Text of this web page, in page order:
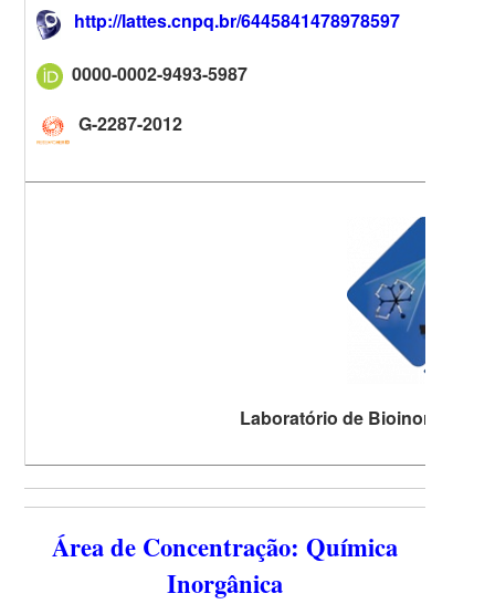
http://lattes.cnpq.br/6445841478978597
0000-0002-9493-5987
G-2287-2012
Laboratório de Bioinorgânica
Área de Concentração: Química
Inorgânica